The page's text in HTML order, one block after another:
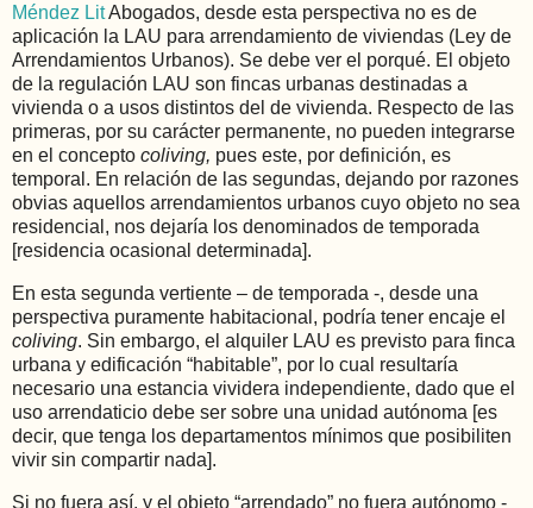
Méndez LitAbogados, desde esta perspectiva no es de
aplicación la LAU para arrendamiento de viviendas (Ley de
Arrendamientos Urbanos). Se debe ver el porqué. El objeto
de la regulación LAU son fincas urbanas destinadas a
vivienda o a usos distintos del de vivienda. Respecto de las
primeras, por su carácter permanente, no pueden integrarse
en el concepto coliving, pues este, por definición, es
temporal. En relación de las segundas, dejando por razones
obvias aquellos arrendamientos urbanos cuyo objeto no sea
residencial, nos dejaría los denominados de temporada
[residencia ocasional determinada].
En esta segunda vertiente – de temporada -, desde una
perspectiva puramente habitacional, podría tener encaje el
coliving. Sin embargo, el alquiler LAU es previsto para finca
urbana y edificación “habitable”, por lo cual resultaría
necesario una estancia vividera independiente, dado que el
uso arrendaticio debe ser sobre una unidad autónoma [es
decir, que tenga los departamentos mínimos que posibiliten
vivir sin compartir nada].
Si no fuera así, y el objeto “arrendado” no fuera autónomo -